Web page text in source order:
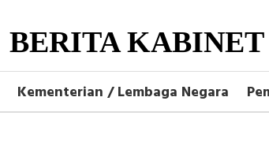
BERITA KABINET
Kementerian / Lembaga Negara